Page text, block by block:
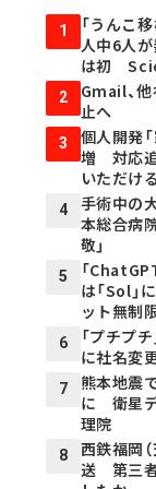
1
「うんこ
人中6人
は初
2
Gmail、
止へ
3
個人開発
増 対応
いただけ
4
手術中の
本総合病
敬」
5
「
は「Sol」
ット無制
6
「プチプ
に社名変
7
熊本地震
に 衛星
理院
8
西鉄福岡
送 第三